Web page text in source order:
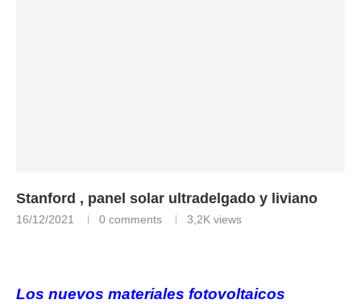
Stanford , panel solar ultradelgado y liviano
16/12/2021 0 comments 3,2K views
Los nuevos materiales fotovoltaicos